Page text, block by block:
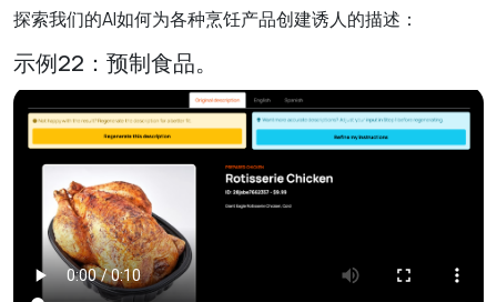
探索我们的AI如何为各种烹饪产品创建诱人的描述：
示例22：预制食品。